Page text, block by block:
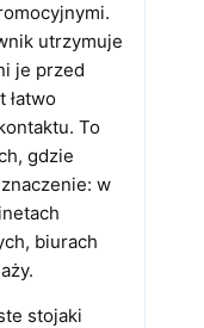
utrzymuje
je przed
łatwo
To
gdzie
w
biurach
stojaki